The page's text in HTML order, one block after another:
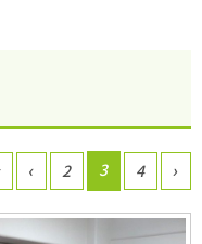
‹ 2 3 4 ›